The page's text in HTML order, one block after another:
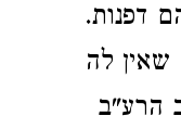
דפנות.
שאין לה
הרע"ב